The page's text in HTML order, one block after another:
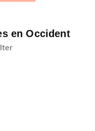
en Occident